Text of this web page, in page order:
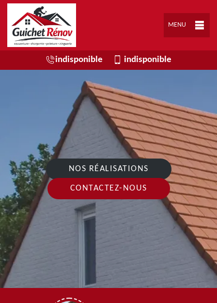
MENU
indisponible indisponible
NOS RÉALISATIONS
CONTACTEZ-NOUS